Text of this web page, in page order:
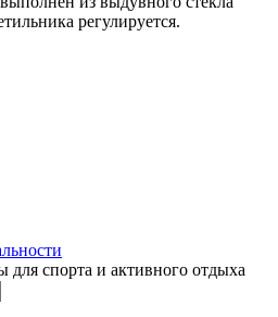
регулируется.
для спорта и активного отдыха